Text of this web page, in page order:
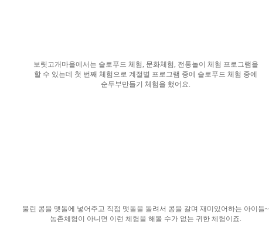
보릿고개마을에서는 슬로푸드 체험, 문화체험, 전통놀이 체험 프로그램을
할 수 있는데 첫 번째 체험으로 계절별 프로그램 중에 슬로푸드 체험 중에
순두부만들기 체험을 했어요.
불린 콩을 맷돌에 넣어주고 직접 맷돌을 돌려서 콩을 갈며 재미있어하는 아이들~
농촌체험이 아니면 이런 체험을 해볼 수가 없는 귀한 체험이죠.